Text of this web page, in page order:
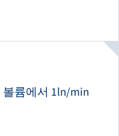
볼륨에서 1ln/min